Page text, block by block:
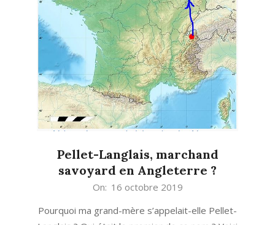
Pellet-Langlais, marchand
savoyard en Angleterre ?
16
On: 16 octobre 2019
Pourquoi ma grand-mère s’appelait-elle Pellet-